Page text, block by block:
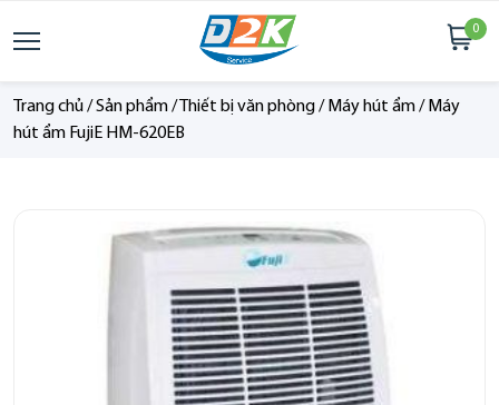
0
Trang chủ/Sản phẩm/ Thiết bị văn phòng/ Máy hút ẩm/ Máy
hút ẩm FujiE HM-620EB